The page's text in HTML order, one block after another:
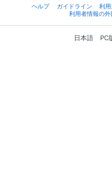
ヘルプ
ガイドライン 利
利用者情報の
日本語 PC